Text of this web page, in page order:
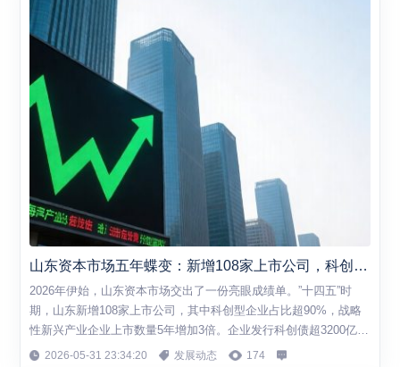
研发活动占比突破80...
山东资本市场五年蝶变：新增108家上市公司，科创占比超九成
2026年伊始，山东资本市场交出了一份亮眼成绩单。”十四五”时
期，山东新增108家上市公司，其中科创型企业占比超90%，战略
性新兴产业企业上市数量5年增加3倍。企业发行科创债超3200亿
元，上市公司研发投入累计达3893亿元，研发占比达3.07%。 从”
2026-05-31 23:34:20 发展动态 174